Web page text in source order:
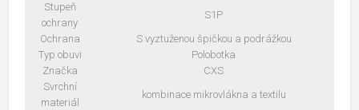
Stupeň
ochrany
S1P
Ochrana
S vyztuženou špičkou a podrážkou
Typ obuvi
Polobotka
Značka
CXS
Svrchní
materiál
kombinace mikrovlákna a textilu